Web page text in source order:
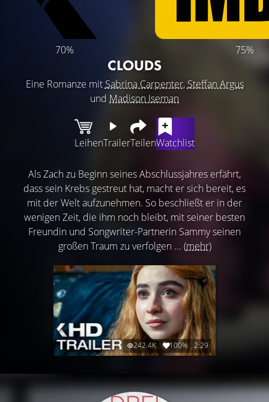
70% 75%
CLOUDS
Eine Romanze mit Sabrina Carpenter, Steffan Argus
und Madison Iseman
LeihenTrailerTeilenWatchlist
Als Zach zu Beginn seines Abschlussjahres erfährt,
dass sein Krebs gestreut hat, macht er sich bereit, es
mit der Welt aufzunehmen. So beschließt er in der
wenigen Zeit, die ihm noch bleibt, mit seiner besten
Freundin und Songwriter-Partnerin Sammy seinen
großen Traum zu verfolgen ... (mehr)
242.4K 100% 2:29